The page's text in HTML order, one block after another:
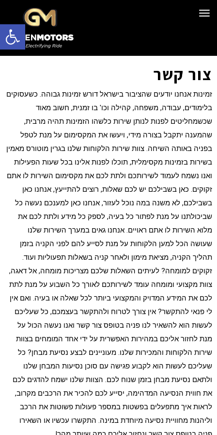
פתח
תפריט
צור קשר
זמינות אנחנו יודעים שהציבור בישראל דורש זמינות גבוהה. כשעסוקים
בלימודים, עבודה, משפחה, קהילה וכו' בו זמנית, חשוב מאוד
שכשמחליטים לפנות לנותן שירות כלשהו הזמינות תהיה מרבית,
שהמענה יתקבל בצורה מידי, ויעשו את המקסימום על מנת לטפל
בפניה באותה השיחה. צוות שירות הלקוחות שלנו בגרין מוטורס מאמין
בשירות בזמינות מקסימלית, תוכלו לפנות אלינו בכל שעות הפעילות
ואנו נשמח לעמוד לשירותכם ולתת לכם את מקסימום השירות לו אתם
זקוקים. כאן בשבילכם יש לכם שאלות, רוצים להתייעץ, אנחנו כאן
בשבילכם, לא משנה במה נוכל לעזור, אנחנו כאן למענכם נעשה כל
שביכולתנו על מנת לפתור כל בעיה, לספק כל מידע ולתת לכם את
מלוא השירות לו אתם ראויים. אנחנו גאים במערך השירות שלנו
שעושה הכל למען הלקוחות על מנת לסייע להם לפני הקניה בזמן
תהליך הקניה, מציאת מימון ולאחר קניה בשאלות תפעוליות ועוד.
זקוקים למומחה? לעיתים השאלות שלכם מצריכות מומחה, אל דאגה,
צוות מקצועי ומומחה עומד לשירותכם לאורך כל השבוע על מנת לתת
לכם את המידע המדויק והמקצועי ביותר לכל שאלה או בעיה. ואם אין
לי פנאי להתקשר? אין צורך לטרוח ולהתקשר בעצמכם, כל שעליכם
לעשות הוא להשאיר לנו פניה בטופס צור קשר ואנו נעשה הכול על
מנת לחזור אליכם במהירות האפשרית על ידי אחד המומחים בצוות
שירות הלקוחות והמכירות שלנו. מעוניינים לבצע נסיעת מבחן? כל
שעליכם לעשות הוא לקבוע פגישה עם סוכן נסיעות המבחן שלנו
ולתאם נסיעת מבחן בזמן שנוח לכם. הצוות שלנו ישמח להדגים לכם
את חווית הנסיעה המדהימה, יסייע לכם להכיר את הרכבים מקרוב,
לראות איך מתפעלים בפשטות במספר פעולות פשוטות את הרכב
וליהנות מחוויית נסיעה מיוחדת במינה. התקשרו עכשיו או השאירו